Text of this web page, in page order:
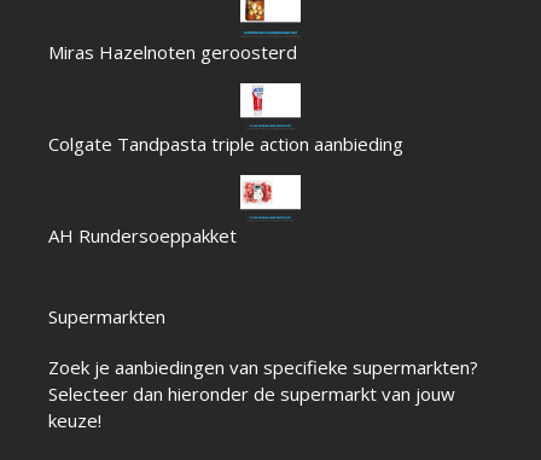
Miras Hazelnoten geroosterd
Colgate Tandpasta triple action aanbieding
AH Rundersoeppakket
Supermarkten
Zoek je aanbiedingen van specifieke supermarkten?
Selecteer dan hieronder de supermarkt van jouw
keuze!